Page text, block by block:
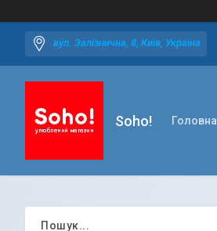
вул. Залізнична, 8, Київ, Україна
Soho! Головна